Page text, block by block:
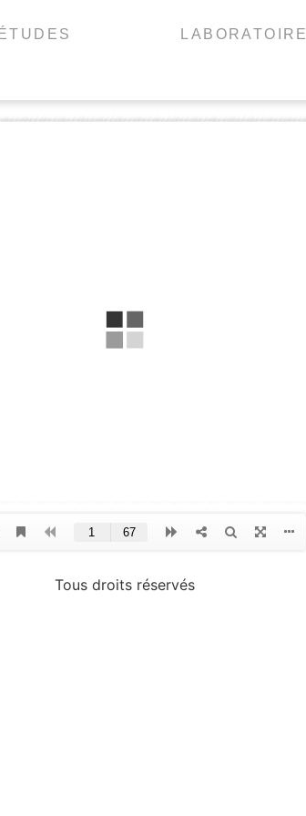
ÉTUDES LABORATOIRE
Tous droits réservés